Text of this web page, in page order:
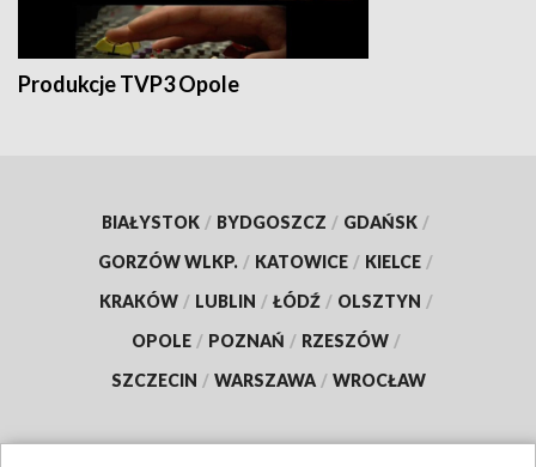
Produkcje TVP3 Opole
BIAŁYSTOK / BYDGOSZCZ / GDAŃSK /
GORZÓW WLKP. / KATOWICE / KIELCE /
KRAKÓW / LUBLIN / ŁÓDŹ / OLSZTYN /
OPOLE / POZNAŃ / RZESZÓW /
SZCZECIN / WARSZAWA / WROCŁAW